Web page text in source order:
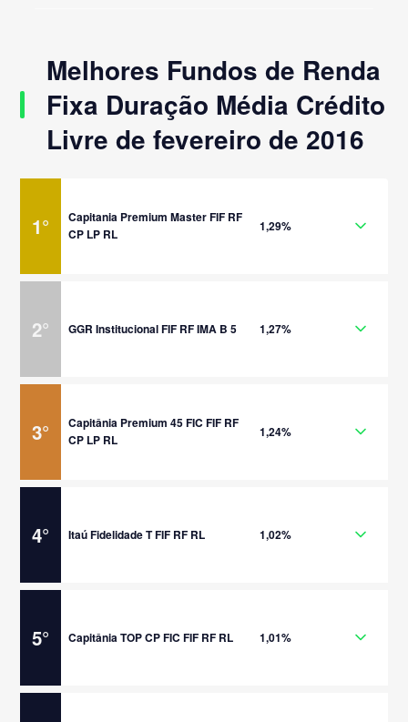
Melhores Fundos de Renda
Fixa Duração Média Crédito
Livre de fevereiro de 2016
1°
Capitania Premium Master FIF RF
CP LP RL
1,29%
2° GGR Institucional FIF RF IMA B 5 1,27%
3°
Capitânia Premium 45 FIC FIF RF
CP LP RL
1,24%
4° Itaú Fidelidade T FIF RF RL 1,02%
5° Capitânia TOP CP FIC FIF RF RL 1,01%